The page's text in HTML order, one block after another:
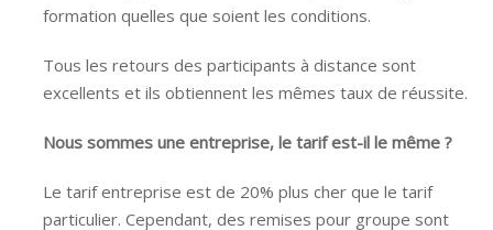
formation quelles que soient les conditions.
Tous les retours des participants à distance sont
excellents et ils obtiennent les mêmes taux de réussite.
Nous sommes une entreprise, le tarif est-il le même ?
Le tarif entreprise est de 20% plus cher que le tarif
particulier. Cependant, des remises pour groupe sont